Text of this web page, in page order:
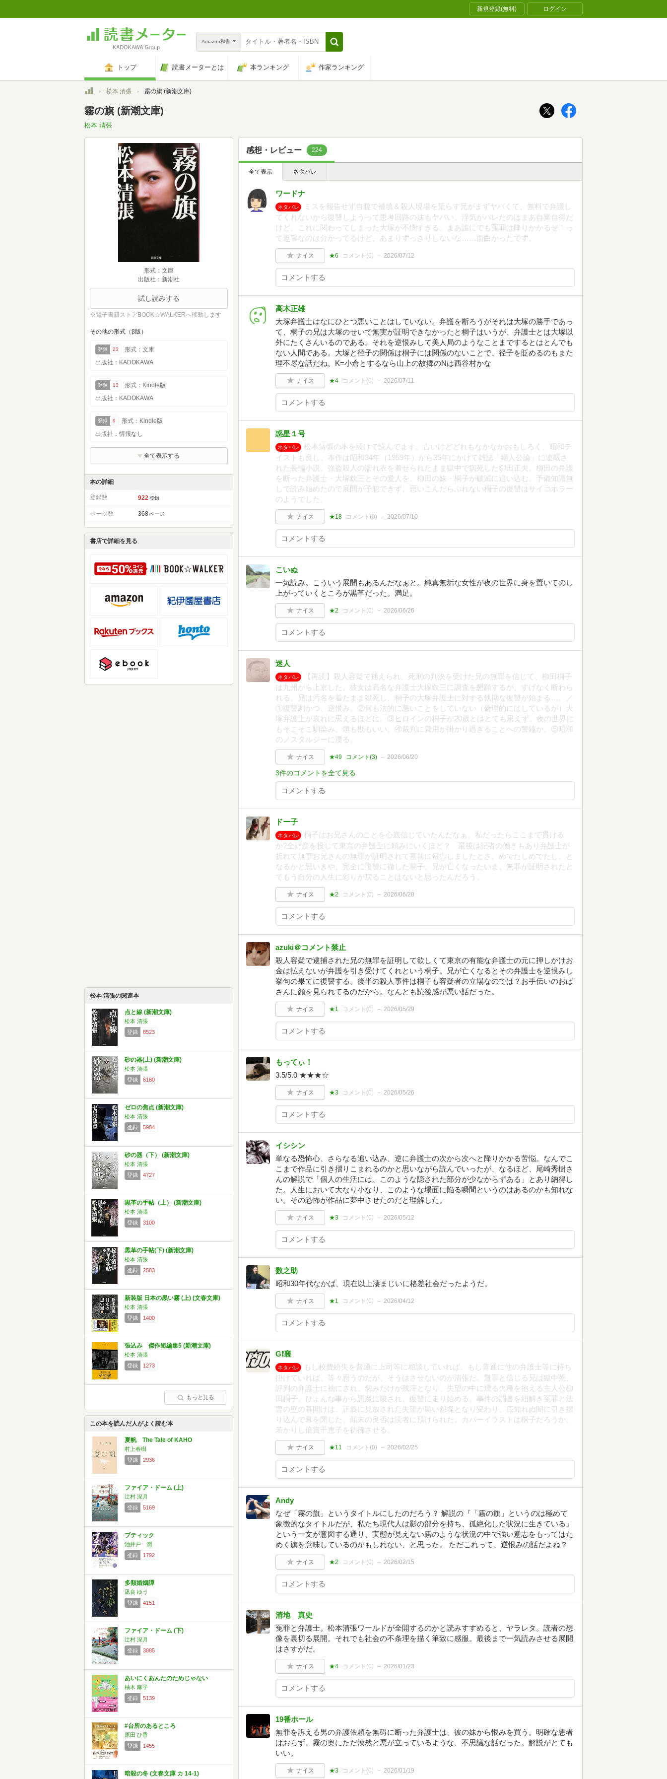
新規登録(無料) ログイン
Amazon和書
トップ 読書メーターとは 本ランキング 作家ランキング
トップ松本 清張 霧の旗 (新潮文庫)
霧の旗 (新潮文庫)
松本 清張
形式：文庫
出版社：新潮社
試し読みする
※電子書籍ストアBOOK☆WALKERへ移動します
その他の形式（β版）
登録 23
形式：文庫
出版社：KADOKAWA
登録 13
形式：Kindle版
出版社：KADOKAWA
登録 9
形式：Kindle版
出版社：情報なし
全て表示する
本の詳細
登録数 922 登録
ページ数 368 ページ
書店で詳細を見る
松本 清張の関連本
点と線 (新潮文庫)
松本 清張
登録
8523
砂の器(上) (新潮文庫)
松本 清張
登録
6180
ゼロの焦点 (新潮文庫)
松本 清張
登録
5984
砂の器（下） (新潮文庫)
松本 清張
登録
4727
黒革の手帖（上） (新潮文庫)
松本 清張
登録
3100
黒革の手帖(下) (新潮文庫)
松本 清張
登録
2583
新装版 日本の黒い霧 (上) (文春文庫)
松本 清張
登録
1400
張込み 傑作短編集5 (新潮文庫)
松本 清張
登録
1273
もっと見る
この本を読んだ人がよく読む本
夏帆 The Tale of KAHO
村上春樹
登録
2936
ファイア・ドーム (上)
辻村 深月
登録
5169
ブティック
池井戸 潤
登録
1792
多類婚姻譚
凪良 ゆう
登録
4151
ファイア・ドーム (下)
辻村 深月
登録
3885
あいにくあんたのためじゃない
柚木 麻子
登録
5139
#台所のあるところ
原田 ひ香
登録
1455
暗殺の冬 (文春文庫 カ 14-1)
感想・レビュー 224
全て表示 ネタバレ
ワードナ
ネタバレ
ミスを報告せず自腹で補填＆殺人現場を荒らす兄がまずヤバくて、無料で弁護し
てくれないから復讐しようって思考回路の妹もヤバい。浮気がバレたのはまあ自業自得だ
けど、これに関わってしまった大塚が不憫すぎる。まあ誰にでも冤罪は降りかかるぜ！っ
て趣旨なのは分かってるけど、あまりすっきりしないな……面白かったです。
ナイス ★6 コメント(0) 2026/07/12
高木正雄
大塚弁護士はなにひとつ悪いことはしていない。弁護を断ろうがそれは大塚の勝手であっ
て、桐子の兄は大塚のせいで無実が証明できなかったと桐子はいうが、弁護士とは大塚以
外にたくさんいるのである。それを逆恨みして美人局のようなことまでするとはとんでも
ない人間である。大塚と径子の関係は桐子には関係のないことで、径子を貶めるのもまた
理不尽な話だね。K=小倉とするなら山上の故郷のNは西谷村かな
ナイス ★4 コメント(0) 2026/07/11
惑星１号
ネタバレ
松本清張の本を続けて読んでます。古いけどどれもなかなかおもしろく、昭和テ
イストも良し。本作は昭和34年（1959年）から35年にかけて雑誌「婦人公論」に連載さ
れた長編小説。強盗殺人の濡れ衣を着せられたまま獄中で病死した柳田正夫。柳田の弁護
を断った弁護士・大塚欽三とその愛人を、柳田の妹・桐子が破滅に追い込む。予備知識無
しで読み始めたので展開が予想できず。思いこんだらぶれない桐子の復讐はサイコホラー
のようでした。
ナイス ★18 コメント(0) 2026/07/10
こいぬ
一気読み。こういう展開もあるんだなぁと。純真無垢な女性が夜の世界に身を置いてのし
上がっていくところが黒革だった。満足。
ナイス ★2 コメント(0) 2026/06/26
迷人
ネタバレ
【再読】殺人容疑で捕えられ、死刑の判決を受けた兄の無罪を信じて、柳田桐子
は九州から上京した。彼女は高名な弁護士大塚欽三に調査を懇願するが、すげなく断わら
れる。兄は汚名を着たまま獄死し、桐子の大塚弁護士に対する執拗な復讐が始まる…。／
①復讐劇かつ、逆恨み。②何も法的に悪いことをしていない（倫理的にはしているが）大
塚弁護士が哀れに思えるほどに。③ヒロインの桐子が20歳とはとても思えず。夜の世界に
もそこそこ馴染み、頭も勘もいい。④裁判に費用が掛かり過ぎることへの警鐘か。⑤昭和
のノスタルジーに浸る。
ナイス ★49 コメント(3) 2026/06/20
3件のコメントを全て見る
ドー子
ネタバレ
桐子はお兄さんのことを心底信じていたんだなぁ。私だったらここまで貫ける
か?全財産を投じて東京の弁護士に頼みにいくほど？ 最後は記者の働きもあり弁護士が
折れて無事お兄さんの無罪が証明されて墓前に報告しましたとさ。めでたしめでたし。と
なるかと思いきや、完全に復讐に徹した桐子。兄が亡くなったいま、無罪が証明されたと
てもう自分の人生に彩りが戻ることはないと思ったんだろう。
ナイス ★2 コメント(0) 2026/06/20
azuki＠コメント禁止
殺人容疑で逮捕された兄の無罪を証明して欲しくて東京の有能な弁護士の元に押しかけお
金は払えないが弁護を引き受けてくれという桐子。兄が亡くなるとその弁護士を逆恨みし
挙句の果てに復讐する。後半の殺人事件は桐子も容疑者の立場なのでは？お手伝いのおば
さんに顔を見られてるのだから。なんとも読後感が悪い話だった。
ナイス ★1 コメント(0) 2026/05/29
もってぃ！
3.5/5.0 ★★★☆
ナイス ★3 コメント(0) 2026/05/26
イシシン
単なる恐怖心、さらなる追い込み、逆に弁護士の次から次へと降りかかる苦悩。なんでこ
こまで作品に引き摺りこまれるのかと思いながら読んでいったが、なるほど、尾崎秀樹さ
んの解説で「個人の生活には、このような隠された部分が少なからずある」とあり納得し
た。人生において大なり小なり、このような場面に陥る瞬間というのはあるのかも知れな
い。その恐怖が作品に夢中させたのだと理解した。
ナイス ★3 コメント(0) 2026/05/12
数之助
昭和30年代なかば、現在以上凄まじいに格差社会だったようだ。
ナイス ★1 コメント(0) 2026/04/12
G❗️襄
ネタバレ
もし校費紛失を普通に上司等に相談していれば、もし普通に他の弁護士等に持ち
掛けていれば、等々思うのだが、そうはさせないのが清張だ。無罪と信じる兄は獄中死、
評判の弁護士に袖にされ、怨みだけが残滓となり、失望の中に燻る火種を抱える主人公柳
田桐子。ひょんな事から悪魔に唆され、復讐に走り始める。事件の調書を紐解き冤罪と法
曹の壁の幕開けは、正義に見放された失望が黒い怨塊となり変わり、底知れぬ闇に引き摺
り込んで幕を閉じた。顛末の良否は読者に預けられた。カバーイラストは桐子だろうか、
若かりし倍賞千恵子を彷彿させる。
ナイス ★11 コメント(0) 2026/02/25
Andy
なぜ「霧の旗」というタイトルにしたのだろう？ 解説の『「霧の旗」というのは極めて
象徴的なタイトルだが、私たち現代人は影の部分を持ち、孤絶化した状況に生きている』
という一文が意図する通り、実態が見えない霧のような状況の中で強い意志をもってはた
めく旗を意味しているのかもしれない、と思った。 ただこれって、逆恨みの話だよね？
ナイス ★2 コメント(0) 2026/02/15
清地 真史
冤罪と弁護士。松本清張ワールドが全開するのかと読みすすめると、ヤラレタ。読者の想
像を裏切る展開。それでも社会の不条理を描く筆致に感服。最後まで一気読みさせる展開
はさすがだ。
ナイス ★4 コメント(0) 2026/01/23
19番ホール
無罪を訴える男の弁護依頼を無碍に断った弁護士は、彼の妹から恨みを買う。明確な悪者
はおらず、霧の奥にただ漠然と悪が立っているような、不思議な話だった。解説がとても
いい。
ナイス ★3 コメント(0) 2026/01/19